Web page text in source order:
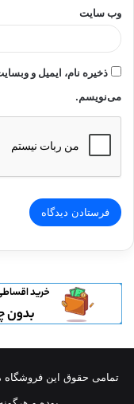
وب‌ سایت
ذخیره نام، ایمیل و
می‌نویسم.
تمامی حقوق این فروشگاه